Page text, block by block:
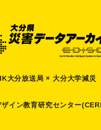
大分放送局 × 大分大学減災
ザイン教育研究センター